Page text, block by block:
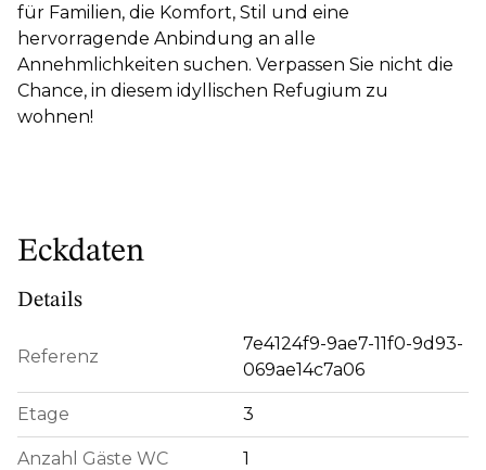
für Familien, die Komfort, Stil und eine
hervorragende Anbindung an alle
Annehmlichkeiten suchen. Verpassen Sie nicht die
Chance, in diesem idyllischen Refugium zu
wohnen!
Eckdaten
Details
Referenz
7e4124f9-9ae7-11f0-9d93-
069ae14c7a06
Etage 3
Anzahl Gäste WC 1